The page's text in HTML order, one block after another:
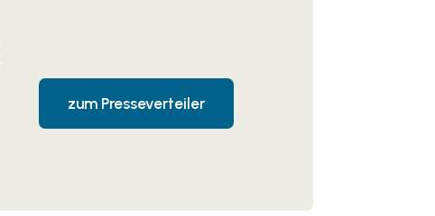
zum Presseverteiler